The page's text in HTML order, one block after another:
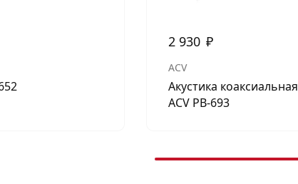
2 930 ₽
ACV
Акустика коаксиальная
ACV PB-693